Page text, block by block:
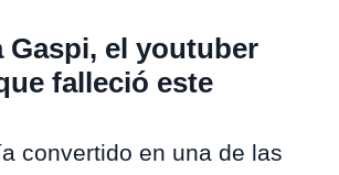
Gaspi, el youtuber
falleció este
convertido en una de las